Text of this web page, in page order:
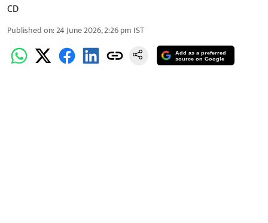
CD
Published on:24 June 2026, 2:26 pm IST
Add as a preferred
source on Google